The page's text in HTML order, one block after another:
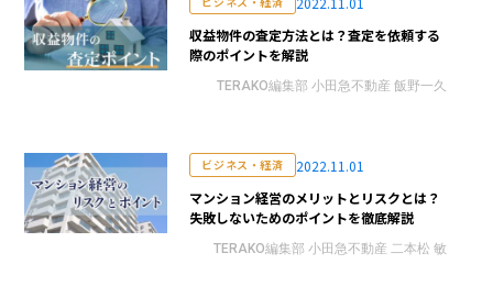
収益物件の査定方法とは？査定を依頼する
際のポイントを解説
TERAKO編集部 小田急不動産 飯野一久
ビジネス・経済
2022.11.01
マンション経営のメリットとリスクとは？
失敗しないためのポイントを徹底解説
TERAKO編集部 小田急不動産 二本松 敏